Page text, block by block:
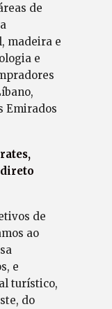
de
madeira e
e
Emirados
de
ao
e
turístico,
do